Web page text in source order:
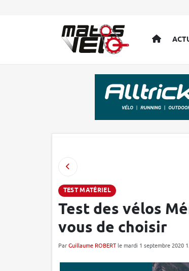
TEST MATÉRIEL
Test des vélos
vous de choisir
Par Guillaume ROBERT le mardi 1 septembre 2020